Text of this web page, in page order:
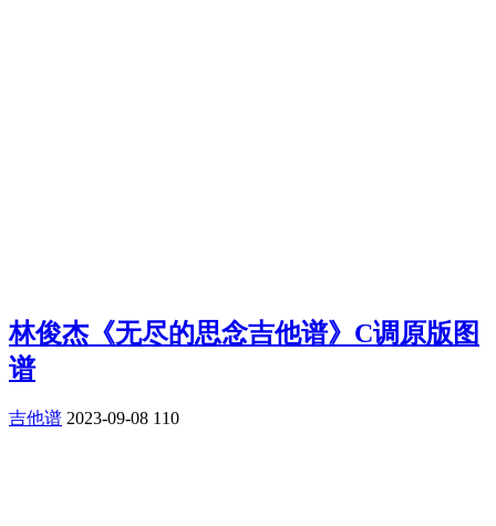
林俊杰《无尽的思念吉他谱》C调原版图
谱
吉他谱 2023-09-08 110